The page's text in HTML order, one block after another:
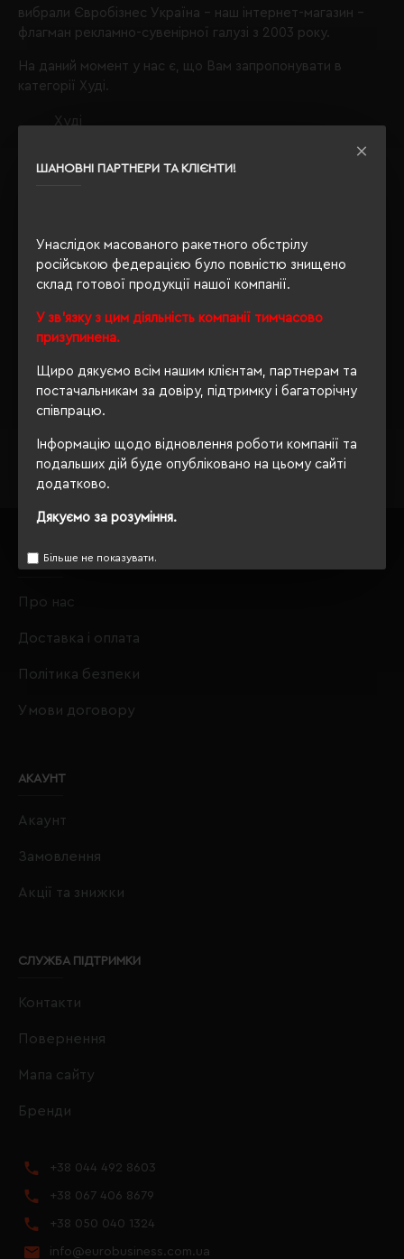
ШАНОВНІ ПАРТНЕРИ ТА КЛІЄНТИ!
Унаслідок масованого ракетного обстрілу
російською федерацією було повністю знищено
склад готової продукції нашої компанії.
У зв'язку з цим діяльність компанії тимчасово
призупинена.
Щиро дякуємо всім нашим клієнтам, партнерам та
постачальникам за довіру, підтримку і багаторічну
співпрацю.
Інформацію щодо відновлення роботи компанії та
подальших дій буде опубліковано на цьому сайті
додатково.
Дякуємо за розуміння.
Більше не показувати.
вибрали Євробізнес Україна - наш інтернет-магазин -
флагман рекламно-сувенірної галузі з 2003 року.
На даний момент у нас є, що Вам запропонувати в
категорії Худі.
Худі
Звертаємо Вашу увагу, що з таким набором параметрів,
+380444928603, і наші менеджери із задоволенням
проконсультують і підберуть для Вас оптимальний
варіант.
Обираючи продукцію в нашому інтернет-магазині, Ви
завжди будете впевнені в якості придбаного товару, а
Завжди Ваш"Євробізнес Україна", вулиця Київська, 97,
Софіївська Борщагівка, Київська обл., 08131,
ІНФОРМАЦІЯ
Про нас
Доставка і оплата
Політика безпеки
Умови договору
АКАУНТ
Акаунт
Замовлення
Акції та знижки
СЛУЖБА ПІДТРИМКИ
Контакти
Повернення
Мапа сайту
Бренди
+38 044 492 8603
+38 067 406 8679
+38 050 040 1324
info@eurobusiness.com.ua